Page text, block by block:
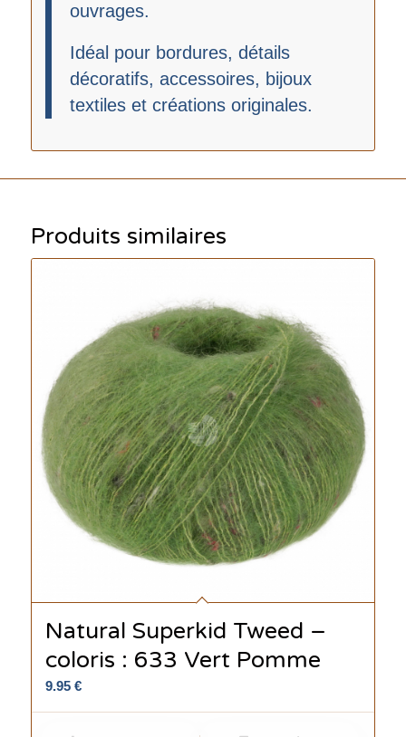
ouvrages.
Idéal pour bordures, détails
décoratifs, accessoires, bijoux
textiles et créations originales.
Produits similaires
Natural Superkid Tweed –
coloris : 633 Vert Pomme
9.95 €